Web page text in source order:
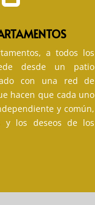
a todos los
desde un patio
con una red de
hacen que cada uno
y común,
y los deseos de los